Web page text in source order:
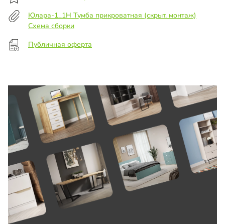
Юлара-1_1Н Тумба прикроватная (скрыт. монтаж)
Схема сборки
Публичная оферта